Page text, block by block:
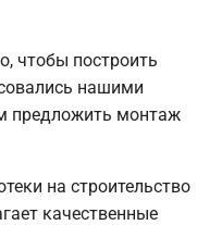
чтобы построить
нашими
предложить монтаж
на строительство
качественные